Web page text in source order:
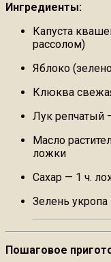
Ингредиенты:
Капуста
рассолом)
Яблоко
Клюква
Лук репчатый
Масло
ложки
Сахар — 1 ч.
Зелень
Пошаговое